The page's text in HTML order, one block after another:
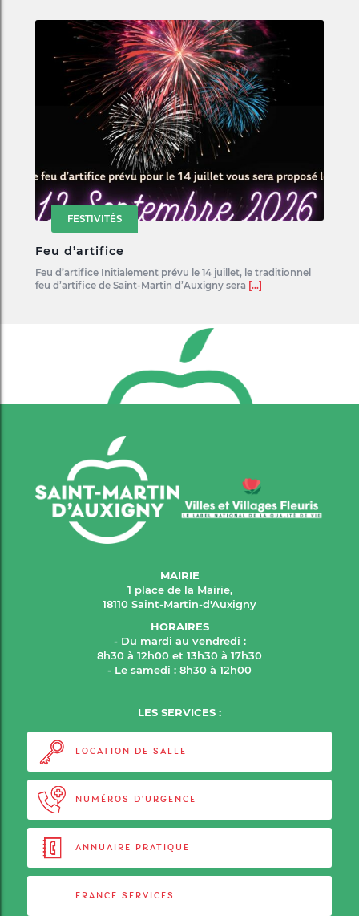
FESTIVITÉS
Feu d’artifice
Feu d’artifice Initialement prévu le 14 juillet, le traditionnel
feu d’artifice de Saint-Martin d’Auxigny sera [...]
MAIRIE
1 place de la Mairie,
18110 Saint-Martin-d'Auxigny
HORAIRES
- Du mardi au vendredi :
8h30 à 12h00 et 13h30 à 17h30
- Le samedi : 8h30 à 12h00
LES SERVICES :
LOCATION DE SALLE
NUMÉROS D'URGENCE
ANNUAIRE PRATIQUE
FRANCE SERVICES